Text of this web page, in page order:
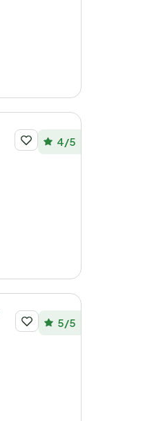
4/5
5/5